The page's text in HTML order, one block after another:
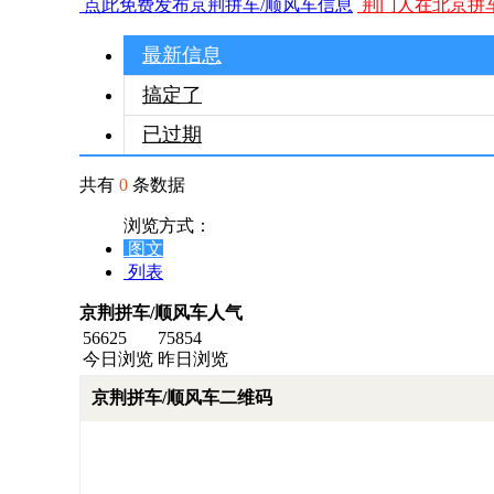
点此免费发布京荆拼车/顺风车信息 荆门人在北京拼
最新信息
搞定了
已过期
共有 0 条数据
浏览方式：
图文
列表
京荆拼车/顺风车人气
56625
今日浏览
75854
昨日浏览
京荆拼车/顺风车二维码